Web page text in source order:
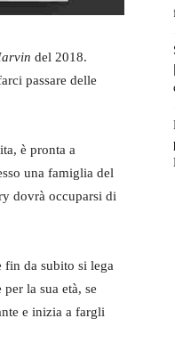
del 2018.
passare delle
è pronta a
una famiglia del
dovrà occuparsi di
fin da subito si lega
la sua età, se
e inizia a fargli